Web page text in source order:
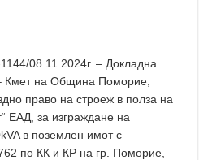
08.11.2024г. – Докладна
Кмет на Община Поморие,
право на строеж в полза на
ЕАД, за изграждане на
в поземлен имот с
по КК и КР на гр. Поморие,